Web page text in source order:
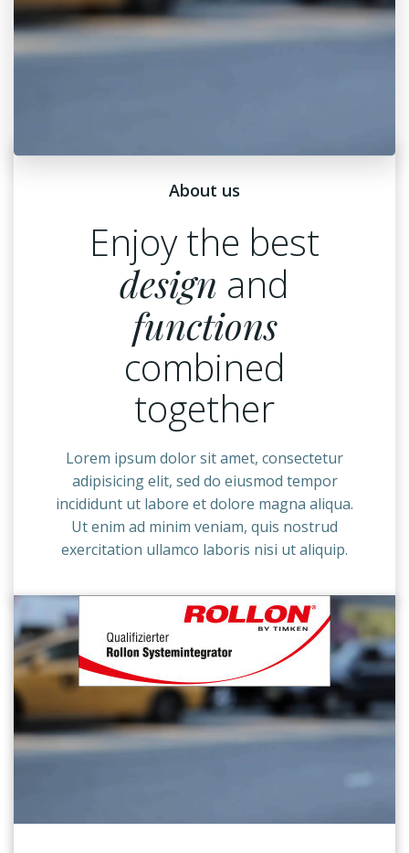
About us
Enjoy the best
design and
functions
combined
together
Lorem ipsum dolor sit amet, consectetur
adipisicing elit, sed do eiusmod tempor
incididunt ut labore et dolore magna aliqua.
Ut enim ad minim veniam, quis nostrud
exercitation ullamco laboris nisi ut aliquip.